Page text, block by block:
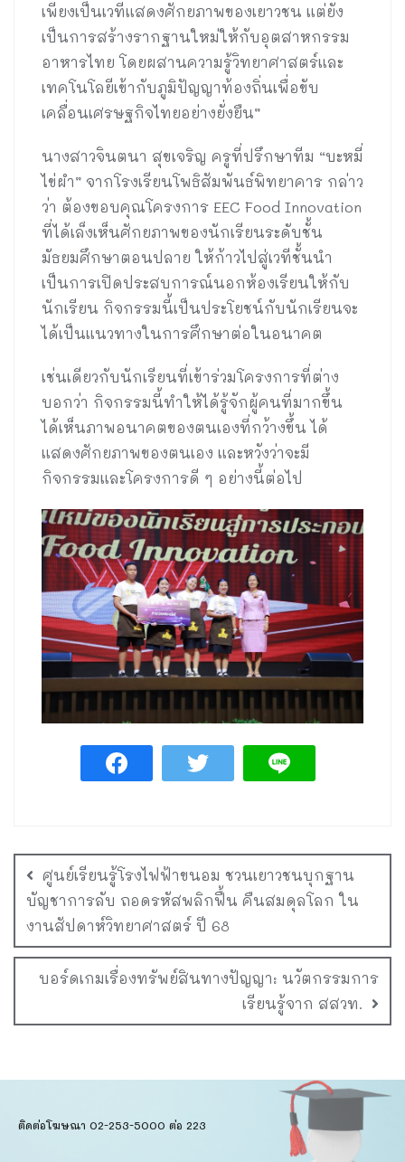
เพียงเป็นเวทีแสดงศักยภาพของเยาวชน แต่ยัง
เป็นการสร้างรากฐานใหม่ให้กับอุตสาหกรรม
อาหารไทย โดยผสานความรู้วิทยาศาสตร์และ
เทคโนโลยีเข้ากับภูมิปัญญาท้องถิ่นเพื่อขับ
เคลื่อนเศรษฐกิจไทยอย่างยั่งยืน”
นางสาวจินตนา สุขเจริญ ครูที่ปรึกษาทีม “บะหมี่
ไข่ผำ” จากโรงเรียนโพธิสัมพันธ์พิทยาคาร กล่าว
ว่า ต้องขอบคุณโครงการ EEC Food Innovation
ที่ได้เล็งเห็นศักยภาพของนักเรียนระดับชั้น
มัธยมศึกษาตอนปลาย ให้ก้าวไปสู่เวทีชั้นนำ
เป็นการเปิดประสบการณ์นอกห้องเรียนให้กับ
นักเรียน กิจกรรมนี้เป็นประโยชน์กับนักเรียนจะ
ได้เป็นแนวทางในการศึกษาต่อในอนาคต
เช่นเดียวกับนักเรียนที่เข้าร่วมโครงการที่ต่าง
บอกว่า กิจกรรมนี้ทำให้ได้รู้จักผู้คนที่มากขึ้น
ได้เห็นภาพอนาคตของตนเองที่กว้างขึ้น ได้
แสดงศักยภาพของตนเอง และหวังว่าจะมี
กิจกรรมและโครงการดี ๆ อย่างนี้ต่อไป
ศูนย์เรียนรู้โรงไฟฟ้าขนอม ชวนเยาวชนบุกฐาน
บัญชาการลับ ถอดรหัสพลิกฟื้น คืนสมดุลโลก ใน
งานสัปดาห์วิทยาศาสตร์ ปี 68
บอร์ดเกมเรื่องทรัพย์สินทางปัญญา: นวัตกรรมการ
เรียนรู้จาก สสวท.
ติดต่อโฆษณา 02-253-5000​ ต่อ 223